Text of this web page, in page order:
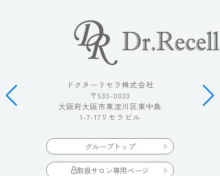
ドクターリセラ株式会社
〒533-0033
大阪府大阪市東淀川区東中島
1-7-17リセラビル
グループトップ
取扱サロン専用ページ